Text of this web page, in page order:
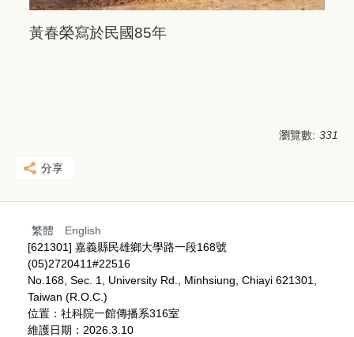
黃春榮寫於民國85年
瀏覽數: 331
分享
繁體
English
[621301] 嘉義縣民雄鄉大學路一段168號
(05)2720411#22516
No.168, Sec. 1, University Rd., Minhsiung, Chiayi 621301,
Taiwan (R.O.C.)
位置：社科院一館傳播系316室
維護日期：2026.3.10